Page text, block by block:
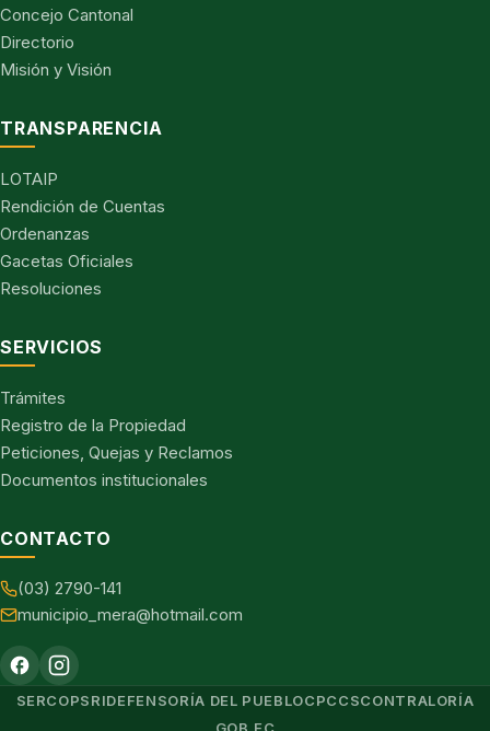
Concejo Cantonal
Directorio
Misión y Visión
TRANSPARENCIA
LOTAIP
Rendición de Cuentas
Ordenanzas
Gacetas Oficiales
Resoluciones
SERVICIOS
Trámites
Registro de la Propiedad
Peticiones, Quejas y Reclamos
Documentos institucionales
CONTACTO
(03) 2790-141
municipio_mera@hotmail.com
SERCOPSRIDEFENSORÍA DEL PUEBLOCPCCSCONTRALORÍA